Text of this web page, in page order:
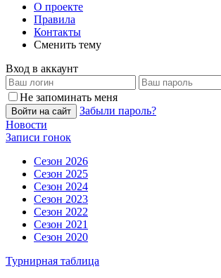
О проекте
Правила
Контакты
Сменить тему
Вход в аккаунт
Не запоминать меня
Войти на сайт
Забыли пароль?
Новости
Записи гонок
Сезон 2026
Сезон 2025
Сезон 2024
Сезон 2023
Сезон 2022
Сезон 2021
Сезон 2020
Турнирная таблица